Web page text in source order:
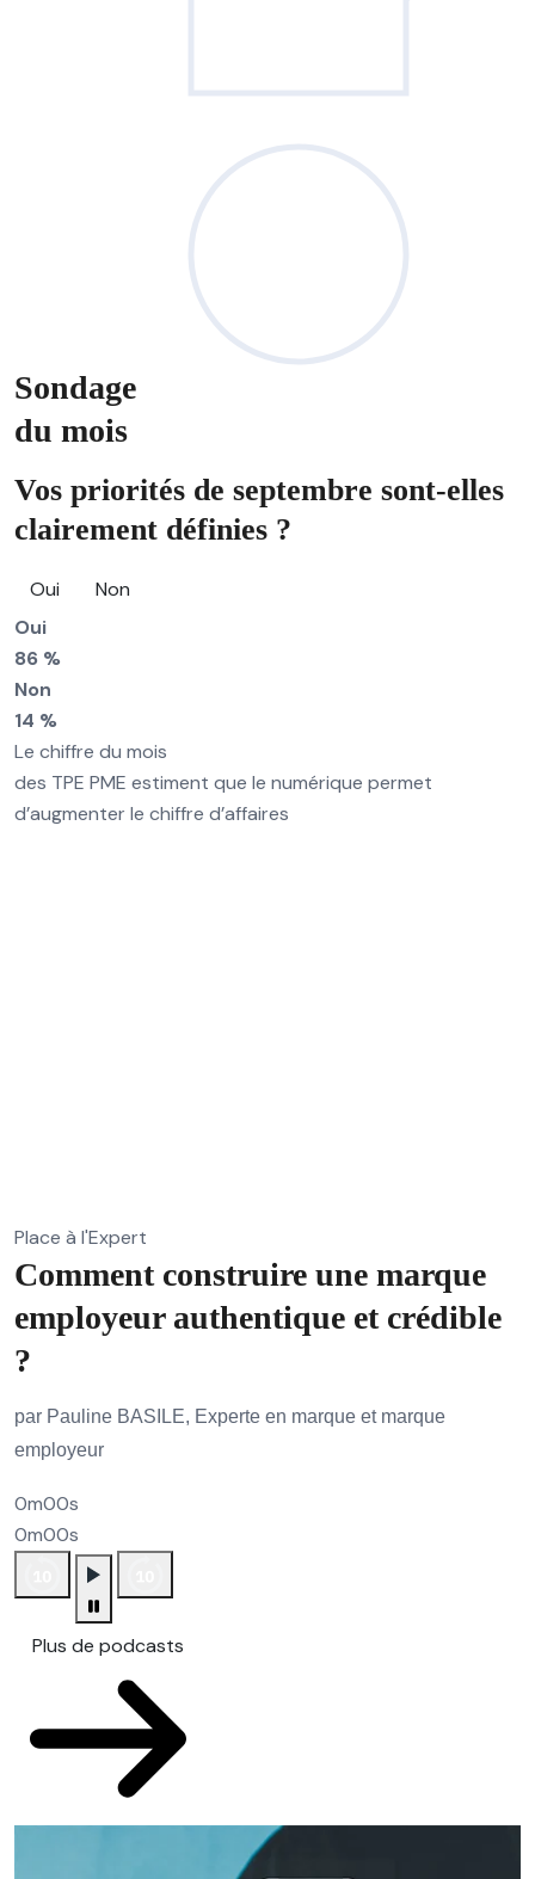
Sondage
du mois
Vos priorités de septembre sont-elles
clairement définies ?
Oui
Non
Oui
86 %
Non
14 %
Le chiffre du mois
des TPE PME estiment que le numérique permet
d’augmenter le chiffre d’affaires
Place à l'Expert
Comment construire une marque
employeur authentique et crédible
?
par Pauline BASILE, Experte en marque et marque
employeur
0m00s
0m00s
Plus de podcasts